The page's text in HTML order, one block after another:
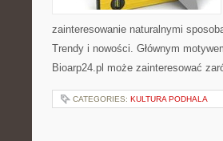
zainteresowanie naturalnymi
Trendy i nowości. Głównym
Bioarp24.pl może zainteresować
CATEGORIES: KULTURA PODHALA